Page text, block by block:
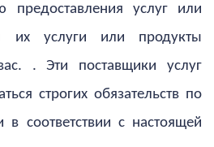
предоставления услуг или
их услуги или продукты
. Эти поставщики услуг
строгих обязательств по
в соответствии с настоящей